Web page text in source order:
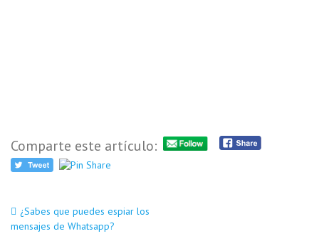
Comparte este artículo:
Navegación
¿Sabes que puedes espiar los
mensajes de Whatsapp?